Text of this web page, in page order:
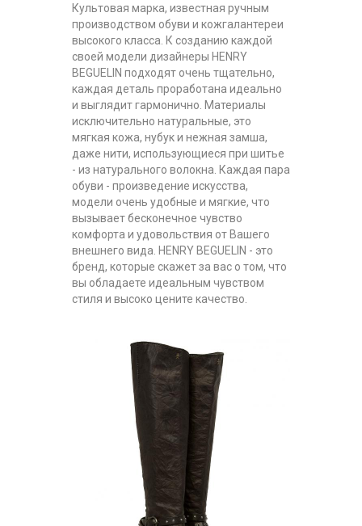
Культовая марка, известная ручным
производством обуви и кожгалантереи
высокого класса. К созданию каждой
своей модели дизайнеры HENRY
BEGUELIN подходят очень тщательно,
каждая деталь проработана идеально
и выглядит гармонично. Материалы
исключительно натуральные, это
мягкая кожа, нубук и нежная замша,
даже нити, использующиеся при шитье
- из натурального волокна. Каждая пара
обуви - произведение искусства,
модели очень удобные и мягкие, что
вызывает бесконечное чувство
комфорта и удовольствия от Вашего
внешнего вида. HENRY BEGUELIN - это
бренд, которые скажет за вас о том, что
вы обладаете идеальным чувством
стиля и высоко цените качество.